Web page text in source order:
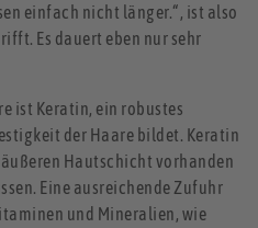
einfach nicht länger.“, ist also
Es dauert eben nur sehr
ist Keratin, ein robustes
der Haare bildet. Keratin
Hautschicht vorhanden
Eine ausreichende Zufuhr
und Mineralien, wie